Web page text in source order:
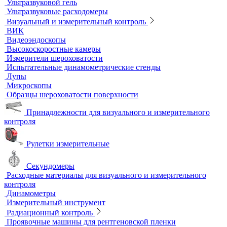
Сухие бани
Термостаты
Термостаты жидкостные
Термостаты твердотельные
Химическое и биохимическое потребление кислорода
Ультразвуковой неразрушающий контроль
Ультразвуковые дефектоскопы
Ультразвуковые толщиномеры
Стандартные образцы (СОП)
Автоматизированный контроль
Преобразователи и аксессуары
Сканирующие устройства
Соединительные кабели
Ультразвуковой гель
Ультразвуковые расходомеры
Визуальный и измерительный контроль
ВИК
Видеоэндоскопы
Высокоскоростные камеры
Измерители шероховатости
Испытательные динамометрические стенды
Лупы
Микроскопы
Образцы шероховатости поверхности